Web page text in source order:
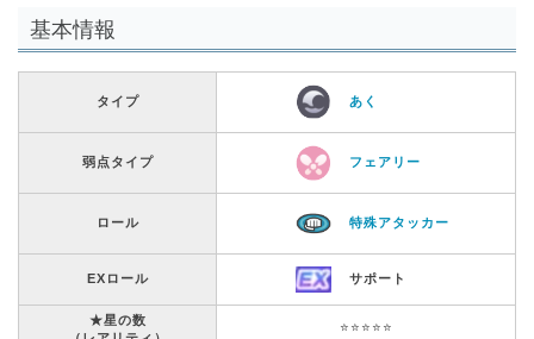
基本情報
タイプ あく
弱点タイプ フェアリー
ロール 特殊アタッカー
EXロール サポート
★星の数
⭐️⭐️⭐️⭐️⭐️